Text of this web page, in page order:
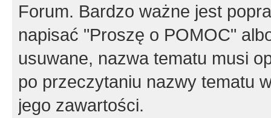
Forum. Bardzo ważne jest
napisać "Proszę o POMOC"
usuwane, nazwa tematu musi
po przeczytaniu nazwy tematu
jego zawartości.